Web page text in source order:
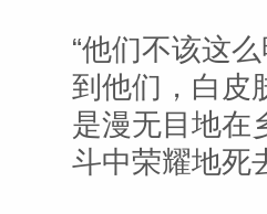
“他们不该这
到他们，白皮
是漫无目地在
斗中荣耀地死